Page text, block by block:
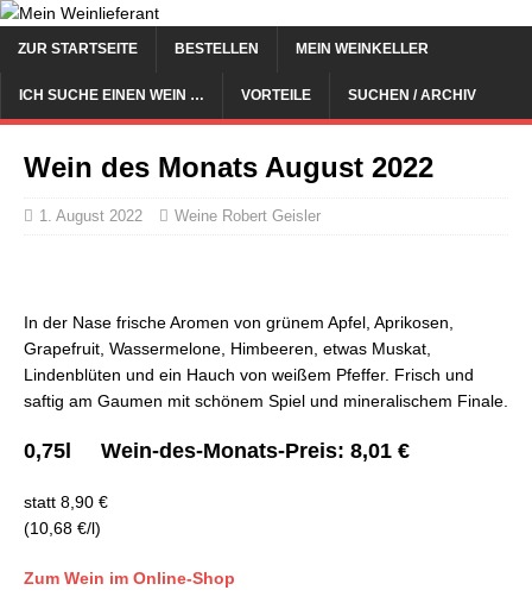
ZUR STARTSEITE BESTELLEN MEIN WEINKELLER
ICH SUCHE EINEN WEIN … VORTEILE SUCHEN / ARCHIV
Wein des Monats August 2022
1. August 2022 Weine Robert Geisler
In der Nase frische Aromen von grünem Apfel, Aprikosen,
Grapefruit, Wassermelone, Himbeeren, etwas Muskat,
Lindenblüten und ein Hauch von weißem Pfeffer. Frisch und
saftig am Gaumen mit schönem Spiel und mineralischem Finale.
0,75l Wein-des-Monats-Preis: 8,01 €
statt 8,90 €
(10,68 €/l)
Zum Wein im Online-Shop